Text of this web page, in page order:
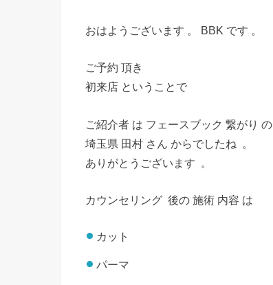
おはようございます 。 BBK です 。
ご予約 頂き
初来店 ということで
ご紹介者 は フェースブック 繋がり の
埼玉県 田村 さん からでしたね 。
ありがとうございます 。
カウンセリング 後の 施術 内容 は
カット
パーマ